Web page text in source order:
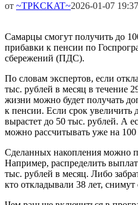
от ~TPKCKAT~2026-01-07
Самарцы смогут получить до
прибавки к пенсии по
сбережений (ПДС).
По словам экспертов, если
тыс. рублей в месяц в течение
жизни можно будет получать
к пенсии. Если срок увеличить
вырастет до 50 тыс. рублей. А
можно рассчитывать уже на
Сделанных накопления можно
Например, распределить
тыс. рублей в месяц. Либо
кто откладывали 38 лет,